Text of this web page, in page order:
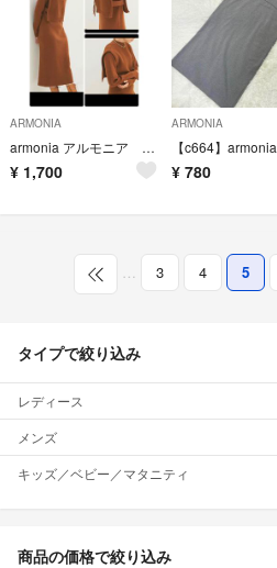
ARMONIA
armonia アルモニア ワンピース ニット セーター ベスト
¥ 1,700
ARMONIA
¥ 780
… 3 4 5
タイプで絞り込み
レディース
メンズ
キッズ／ベビー／マタニティ
商品の価格で絞り込み